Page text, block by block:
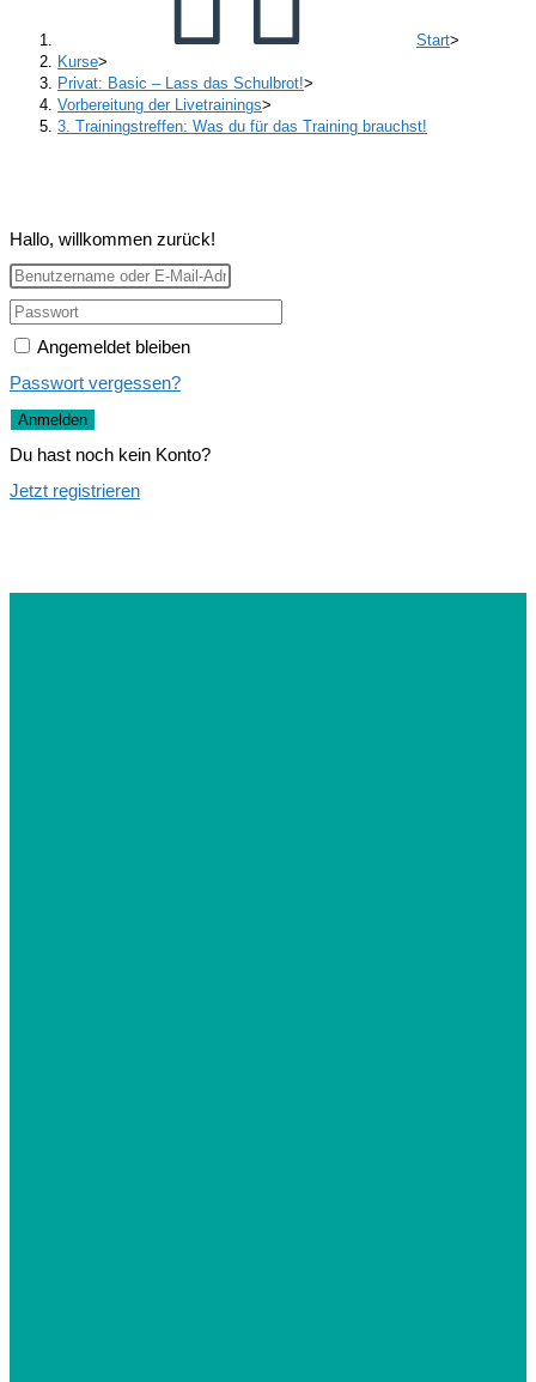
Start>
Kurse>
Privat: Basic – Lass das Schulbrot!>
Vorbereitung der Livetrainings>
3. Trainingstreffen: Was du für das Training brauchst!
Hallo, willkommen zurück!
Angemeldet bleiben
Passwort vergessen?
Anmelden
Du hast noch kein Konto?
Jetzt registrieren